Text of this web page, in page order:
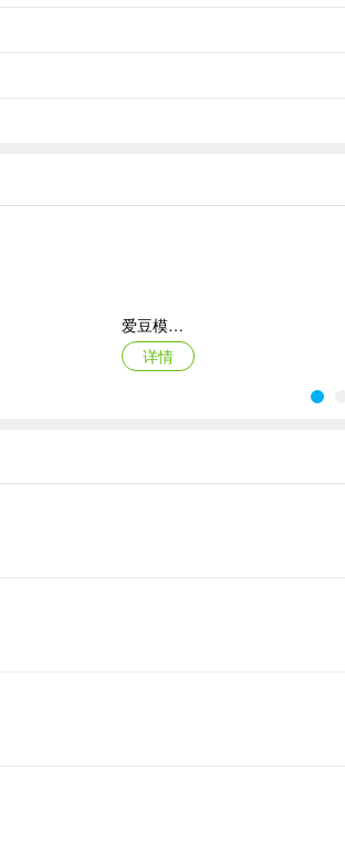
术语，啥类型都有。难度是动态设计的，从
找错别字并点击标记。找对有奖励，全找出来
检测载入待校对文本。爱豆模拟器最新版
详情
悠闲铁匠铺2026官方最新版本